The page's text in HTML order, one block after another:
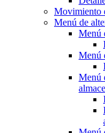
Movimiento
Menú de
Menú
Menú
Menú